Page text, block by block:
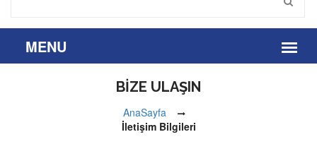
BİZE ULAŞIN
AnaSayfa
İletişim Bilgileri